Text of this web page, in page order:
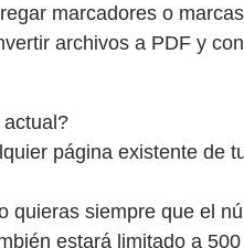
marcadores o
archivos a PDF y
página existente de
siempre que el
estará limitado a